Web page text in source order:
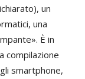
un
una
È in
compilazione
smartphone,